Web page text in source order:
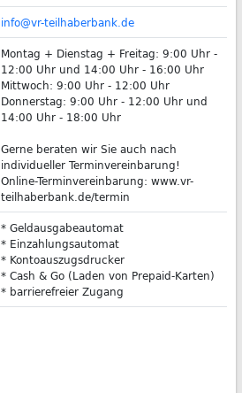
info@vr-teilhaberbank.de
Montag + Dienstag + Freitag: 9:00 Uhr -
12:00 Uhr und 14:00 Uhr - 16:00 Uhr
Mittwoch: 9:00 Uhr - 12:00 Uhr
Donnerstag: 9:00 Uhr - 12:00 Uhr und
14:00 Uhr - 18:00 Uhr
Gerne beraten wir Sie auch nach
individueller Terminvereinbarung!
Online-Terminvereinbarung: www.vr-
teilhaberbank.de/termin
* Geldausgabeautomat
* Einzahlungsautomat
* Kontoauszugsdrucker
* Cash & Go (Laden von Prepaid-Karten)
* barrierefreier Zugang